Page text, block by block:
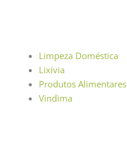
Limpeza Doméstica
Lixívia
Produtos Alimentares
Vindima